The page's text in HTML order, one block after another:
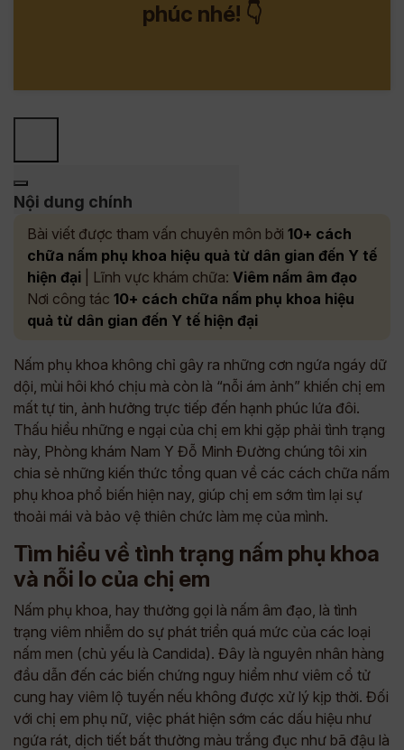
phúc nhé! 👇
Nội dung chính
Bài viết được tham vấn chuyên môn bởi 10+ cách
chữa nấm phụ khoa hiệu quả từ dân gian đến Y tế
hiện đại | Lĩnh vực khám chữa: Viêm nấm âm đạo
Nơi công tác 10+ cách chữa nấm phụ khoa hiệu
quả từ dân gian đến Y tế hiện đại
Nấm phụ khoa không chỉ gây ra những cơn ngứa ngáy dữ
dội, mùi hôi khó chịu mà còn là “nỗi ám ảnh” khiến chị em
mất tự tin, ảnh hưởng trực tiếp đến hạnh phúc lứa đôi.
Thấu hiểu những e ngại của chị em khi gặp phải tình trạng
này, Phòng khám Nam Y Đỗ Minh Đường chúng tôi xin
chia sẻ những kiến thức tổng quan về các cách chữa nấm
phụ khoa phổ biến hiện nay, giúp chị em sớm tìm lại sự
thoải mái và bảo vệ thiên chức làm mẹ của mình.
Tìm hiểu về tình trạng nấm phụ khoa
và nỗi lo của chị em
Nấm phụ khoa, hay thường gọi là nấm âm đạo, là tình
trạng viêm nhiễm do sự phát triển quá mức của các loại
nấm men (chủ yếu là Candida). Đây là nguyên nhân hàng
đầu dẫn đến các biến chứng nguy hiểm như viêm cổ tử
cung hay viêm lộ tuyến nếu không được xử lý kịp thời. Đối
với chị em phụ nữ, việc phát hiện sớm các dấu hiệu như
ngứa rát, dịch tiết bất thường màu trắng đục như bã đậu là